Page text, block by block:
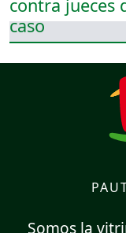
Somos la